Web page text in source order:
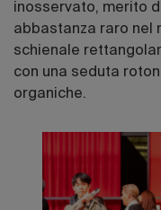
inosservato, merito
abbastanza raro nel
schienale
con una seduta
organiche.